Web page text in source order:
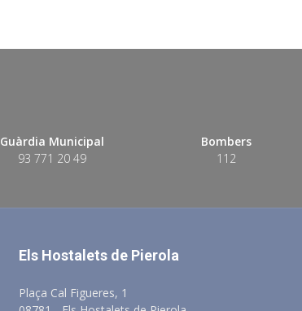
Guàrdia Municipal
93 771 20 49
Bombers
112
Els Hostalets de Pierola
Plaça Cal Figueres, 1